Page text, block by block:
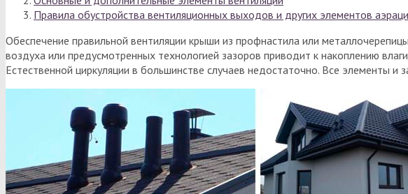
Правила обустройства вентиляционных выходов и других элементов
Обеспечение правильной вентиляции крыши из профнастила или
воздуха или предусмотренных технологией зазоров приводит к накоплению
Естественной циркуляции в большинстве случаев недостаточно. Все элементы